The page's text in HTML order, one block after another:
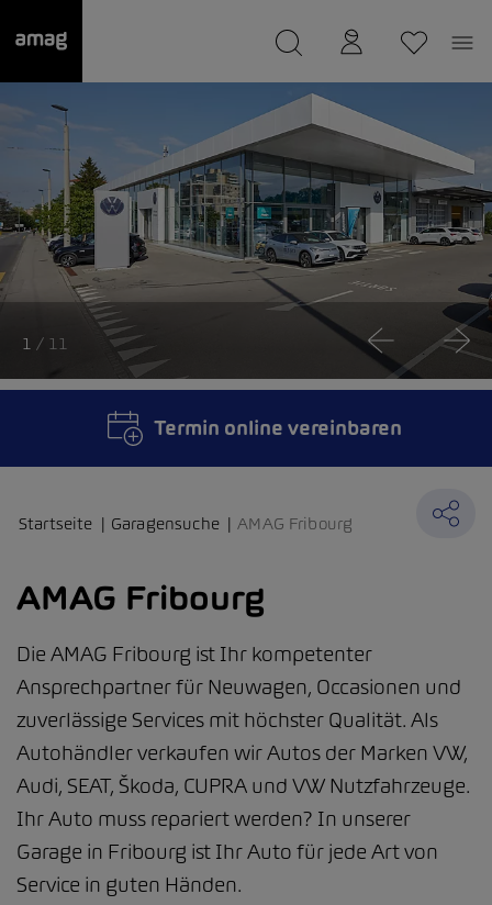
wurde als Ihre Garage gespeichert.
Startseite Garagensuche AMAG Fribourg
AMAG Fribourg
Die AMAG Fribourg ist Ihr kompetenter
Ansprechpartner für Neuwagen, Occasionen und
zuverlässige Services mit höchster Qualität. Als
Autohändler verkaufen wir Autos der Marken VW,
Audi, SEAT, Škoda, CUPRA und VW Nutzfahrzeuge.
Ihr Auto muss repariert werden? In unserer
Garage in Fribourg ist Ihr Auto für jede Art von
Service in guten Händen.
1 / 11
Termin online vereinbaren